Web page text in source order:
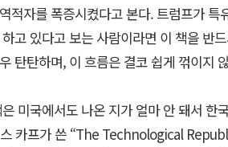
적자를 폭증시켰다고 본다. 트럼프가
고 있다고 보는 사람이라면 이 책을 반
탄탄하며, 이 흐름은 결코 쉽게 꺾이지
미국에서도 나온 지가 얼마 안 돼서
카프가 쓴 “The Technological